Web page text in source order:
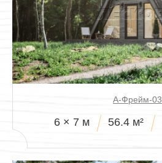
Павильоны
А-Фрейм-03
6 × 7 м 56.4 м²